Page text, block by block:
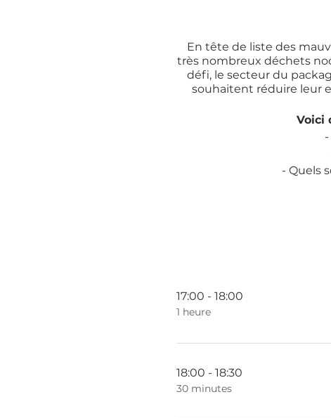
En tête de liste des
très nombreux déchets
défi, le secteur du
souhaitent réduire leur
Voici
- Quels
-DOSSIER | "La
17:00 - 18:00
1 heure
18:00 - 18:30
30 minutes